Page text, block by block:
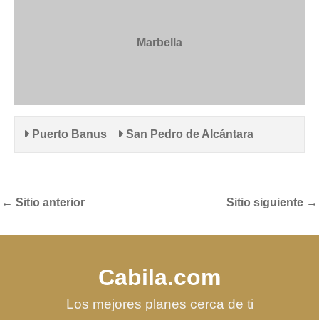
Marbella
Puerto Banus San Pedro de Alcántara
← Sitio anterior Sitio siguiente →
Cabila.com
Los mejores planes cerca de ti